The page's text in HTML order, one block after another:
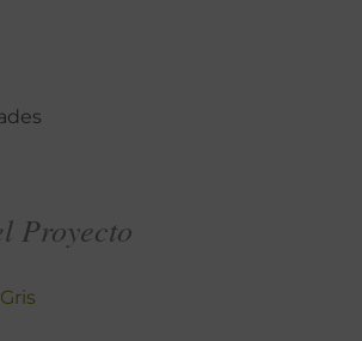
Proyecto
Gris